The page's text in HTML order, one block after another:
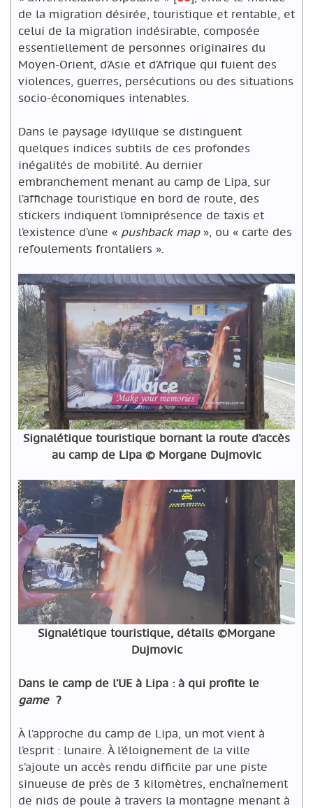
de la migration désirée, touristique et rentable, et
celui de la migration indésirable, composée
essentiellement de personnes originaires du
Moyen-Orient, d’Asie et d’Afrique qui fuient des
violences, guerres, persécutions ou des situations
socio-économiques intenables.
Dans le paysage idyllique se distinguent
quelques indices subtils de ces profondes
inégalités de mobilité. Au dernier
embranchement menant au camp de Lipa, sur
l’affichage touristique en bord de route, des
stickers indiquent l’omniprésence de taxis et
l’existence d’une « pushback map», ou « carte des
refoulements frontaliers ».
Signalétique touristique bornant la route d’accès
au camp de Lipa © Morgane Dujmovic
Signalétique touristique, détails ©Morgane
Dujmovic
Dans le camp de l’UE à Lipa : à qui profite le
game ?
À l’approche du camp de Lipa, un mot vient à
l’esprit : lunaire. À l’éloignement de la ville
s’ajoute un accès rendu difficile par une piste
sinueuse de près de 3 kilomètres, enchaînement
de nids de poule à travers la montagne menant à